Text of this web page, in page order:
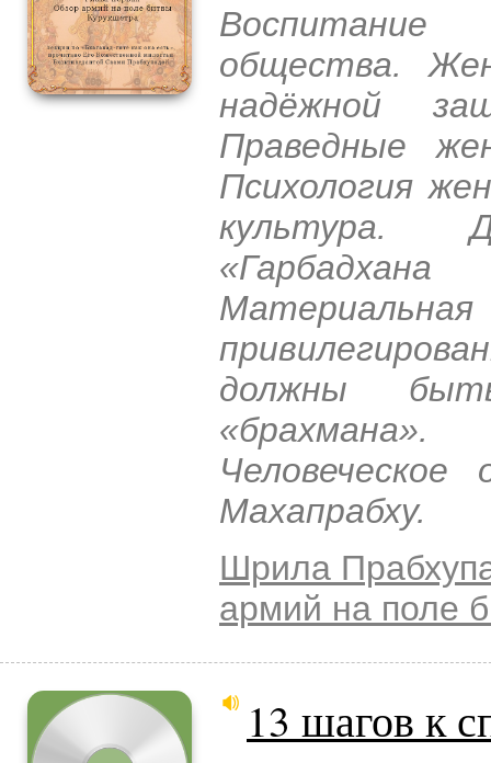
Воспитание
общества.
надёжной
Праведные
Психология
культура.
должны
Махапрабху.
Шрила
армий на поле
13 шагов к